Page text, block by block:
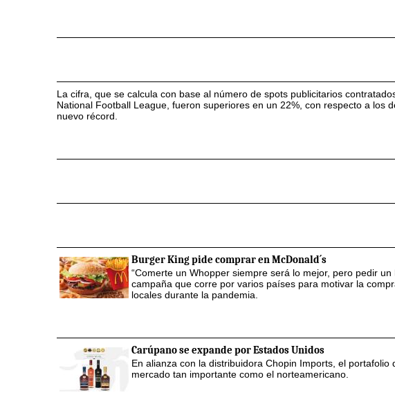
La cifra, que se calcula con base al número de spots publicitarios
National Football League, fueron superiores en un 22%, con respecto a los
nuevo récord.
Burger King pide comprar en McDonald´s
“Comerte un Whopper siempre será lo mejor, pero pedir
campaña que corre por varios países para motivar la
locales durante la pandemia.
Carúpano se expande por Estados Unidos
En alianza con la distribuidora Chopin Imports, el
mercado tan importante como el norteamericano.